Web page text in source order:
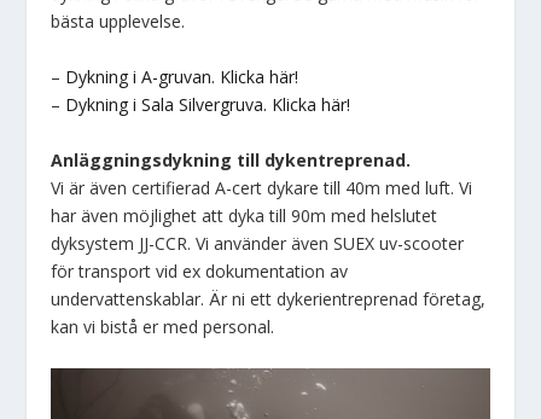
bästa upplevelse.
– Dykning i A-gruvan. Klicka här!
– Dykning i Sala Silvergruva. Klicka här!
Anläggningsdykning till dykentreprenad.
Vi är även certifierad A-cert dykare till 40m med luft. Vi
har även möjlighet att dyka till 90m med helslutet
dyksystem JJ-CCR. Vi använder även SUEX uv-scooter
för transport vid ex dokumentation av
undervattenskablar. Är ni ett dykerientreprenad företag,
kan vi bistå er med personal.